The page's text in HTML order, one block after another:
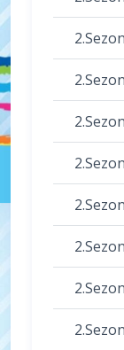
2.Sezon
2.Sezon
2.Sezon
2.Sezon
2.Sezon
2.Sezon
2.Sezon
2.Sezon